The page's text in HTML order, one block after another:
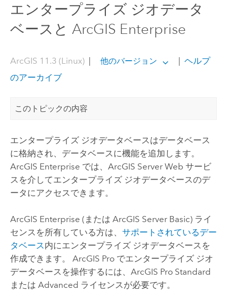
エンタープライズ ジオデータ
ベースと ArcGIS Enterprise
ArcGIS 11.3 (Linux)| 他のバージョン
ヘルプ
のアーカイブ
このトピックの内容
エンタープライズ ジオデータベースはデータベース
に格納され、データベースに機能を追加します。
ArcGIS Enterprise では、 ArcGIS ServerWeb サービ
スを介してエンタープライズ ジオデータベースのデ
ータにアクセスできます。
ArcGIS Enterprise (または ArcGIS ServerBasic) ライ
センスを所有している方は、 サポートされているデー
タベース内にエンタープライズ ジオデータベースを
作成できます。 ArcGIS Proでエンタープライズ ジオ
データベースを操作するには、 ArcGIS ProStandard
または Advanced ライセンスが必要です。